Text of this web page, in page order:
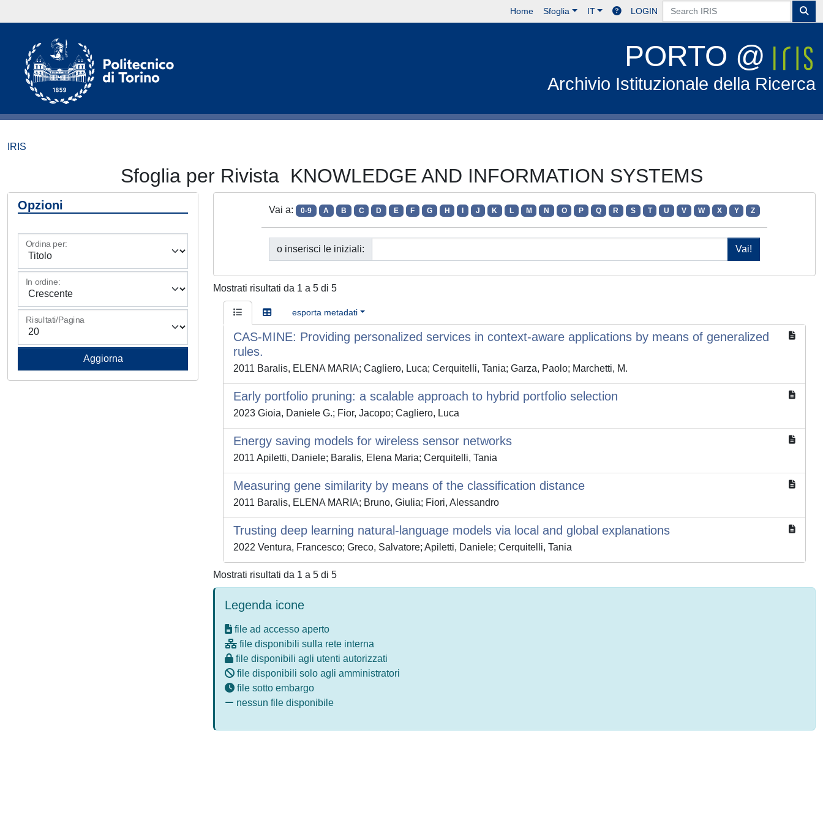
Home Sfoglia IT LOGIN
PORTO @
Archivio Istituzionale della Ricerca
IRIS
Sfoglia per Rivista KNOWLEDGE AND INFORMATION SYSTEMS
Opzioni
Ordina per:
In ordine:
Risultati/Pagina
Vai a: 0-9 A B C D E F G H J K L M N O P Q R S T U V W X Y Z
o inserisci le iniziali:
Mostrati risultati da 1 a 5 di 5
esporta metadati
CAS-MINE: Providing personalized services in context-aware applications by means of generalized
rules.
2011 Baralis, ELENA MARIA; Cagliero, Luca; Cerquitelli, Tania; Garza, Paolo; Marchetti, M.
Early portfolio pruning: a scalable approach to hybrid portfolio selection
2023 Gioia, Daniele G.; Fior, Jacopo; Cagliero, Luca
Energy saving models for wireless sensor networks
2011 Apiletti, Daniele; Baralis, Elena Maria; Cerquitelli, Tania
Measuring gene similarity by means of the classification distance
2011 Baralis, ELENA MARIA; Bruno, Giulia; Fiori, Alessandro
Trusting deep learning natural-language models via local and global explanations
2022 Ventura, Francesco; Greco, Salvatore; Apiletti, Daniele; Cerquitelli, Tania
Mostrati risultati da 1 a 5 di 5
Legenda icone
file ad accesso aperto
file disponibili sulla rete interna
file disponibili agli utenti autorizzati
file disponibili solo agli amministratori
file sotto embargo
nessun file disponibile